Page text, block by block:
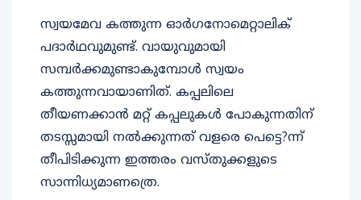
സ്വയമേവ കത്തുന്ന ഓര്‍ഗനോമെറ്റാലിക്
പദാര്‍ഥവുമുണ്ട്. വായുവുമായി
സമ്പര്‍ക്കമുണ്ടാകുമ്പോള്‍ സ്വയം
കത്തുന്നവായാണിത്. കപ്പലിലെ
തീയണക്കാന്‍ മറ്റ് കപ്പലുകള്‍ പോകുന്നതിന്
തടസ്സമായി നല്‍ക്കുന്നത് വളരെ പെട്ടെ?ന്ന്
തീപിടിക്കുന്ന ഇത്തരം വസ്തുക്കളുടെ
സാന്നിധ്യമാണത്രെ.